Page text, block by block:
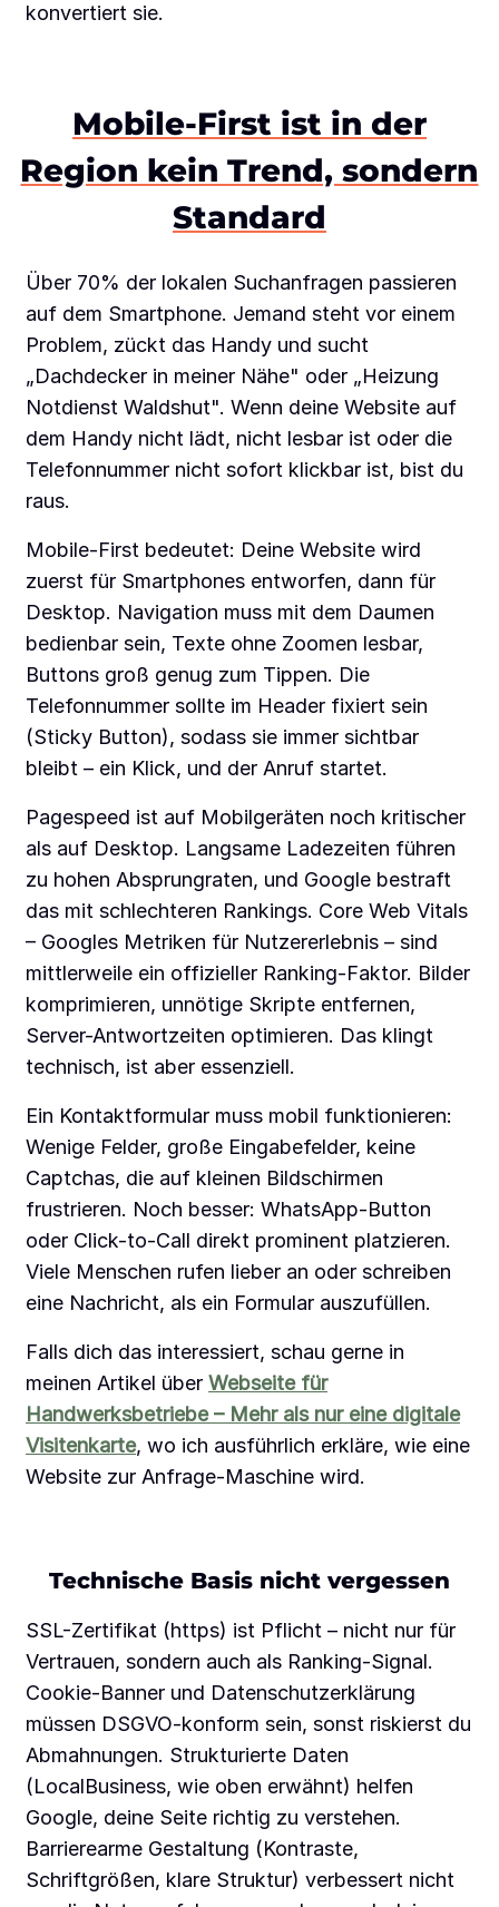
konvertiert sie.
Mobile-First ist in der
Region kein Trend, sondern
Standard
Über 70% der lokalen Suchanfragen passieren
auf dem Smartphone. Jemand steht vor einem
Problem, zückt das Handy und sucht
„Dachdecker in meiner Nähe" oder „Heizung
Notdienst Waldshut". Wenn deine Website auf
dem Handy nicht lädt, nicht lesbar ist oder die
Telefonnummer nicht sofort klickbar ist, bist du
raus.
Mobile-First bedeutet: Deine Website wird
zuerst für Smartphones entworfen, dann für
Desktop. Navigation muss mit dem Daumen
bedienbar sein, Texte ohne Zoomen lesbar,
Buttons groß genug zum Tippen. Die
Telefonnummer sollte im Header fixiert sein
(Sticky Button), sodass sie immer sichtbar
bleibt – ein Klick, und der Anruf startet.
Pagespeed ist auf Mobilgeräten noch kritischer
als auf Desktop. Langsame Ladezeiten führen
zu hohen Absprungraten, und Google bestraft
das mit schlechteren Rankings. Core Web Vitals
– Googles Metriken für Nutzererlebnis – sind
mittlerweile ein offizieller Ranking-Faktor. Bilder
komprimieren, unnötige Skripte entfernen,
Server-Antwortzeiten optimieren. Das klingt
technisch, ist aber essenziell.
Ein Kontaktformular muss mobil funktionieren:
Wenige Felder, große Eingabefelder, keine
Captchas, die auf kleinen Bildschirmen
frustrieren. Noch besser: WhatsApp-Button
oder Click-to-Call direkt prominent platzieren.
Viele Menschen rufen lieber an oder schreiben
eine Nachricht, als ein Formular auszufüllen.
Falls dich das interessiert, schau gerne in
meinen Artikel überWebseite für
Handwerksbetriebe – Mehr als nur eine digitale
Visitenkarte, wo ich ausführlich erkläre, wie eine
Website zur Anfrage-Maschine wird.
Technische Basis nicht vergessen
SSL-Zertifikat (https) ist Pflicht – nicht nur für
Vertrauen, sondern auch als Ranking-Signal.
Cookie-Banner und Datenschutzerklärung
müssen DSGVO-konform sein, sonst riskierst du
Abmahnungen. Strukturierte Daten
(LocalBusiness, wie oben erwähnt) helfen
Google, deine Seite richtig zu verstehen.
Barrierearme Gestaltung (Kontraste,
Schriftgrößen, klare Struktur) verbessert nicht